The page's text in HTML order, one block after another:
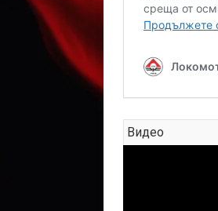
Видео